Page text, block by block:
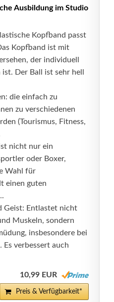
Ausbildung im Studio
Kopfband passt
Kopfband ist mit
der individuell
Der Ball ist sehr hell
die einfach zu
zu verschiedenen
(Tourismus, Fitness,
nicht nur ein
oder Boxer,
Wahl für
einen guten
Geist: Entlastet nicht
Muskeln, sondern
insbesondere bei
Es verbessert auch
10,99 EUR
Preis & Verfügbarkeit*